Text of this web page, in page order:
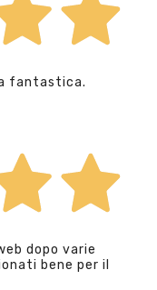
fantastica.
dopo varie
bene per il